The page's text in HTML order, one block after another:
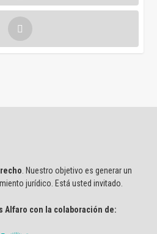
. Nuestro objetivo es generar un
jurídico. Está usted invitado.
Alfaro con la colaboración de: